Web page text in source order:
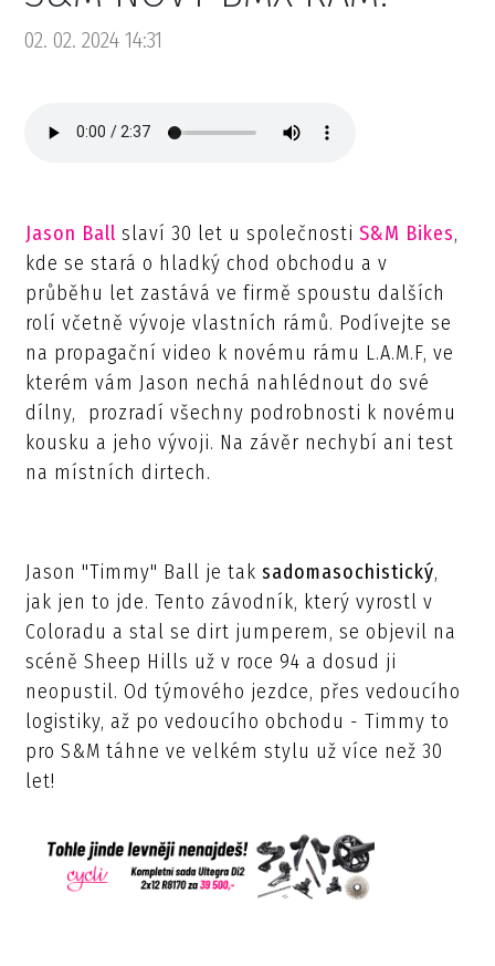
02. 02. 2024 14:31
Jason Ball slaví 30 let u společnostiS&M Bikes,
kde se stará o hladký chod obchodu a v
průběhu let zastává ve firmě spoustu dalších
rolí včetně vývoje vlastních rámů. Podívejte se
na propagační video k novému rámu L.A.M.F, ve
kterém vám Jason nechá nahlédnout do své
dílny, prozradí všechny podrobnosti k novému
kousku a jeho vývoji. Na závěr nechybí ani test
na místních dirtech.
Jason "Timmy" Ball je taksadomasochistický,
jak jen to jde. Tento závodník, který vyrostl v
Coloradu a stal se dirt jumperem, se objevil na
scéně Sheep Hills už v roce 94 a dosud ji
neopustil. Od týmového jezdce, přes vedoucího
logistiky, až po vedoucího obchodu - Timmy to
pro S&M táhne ve velkém stylu už více než 30
let!